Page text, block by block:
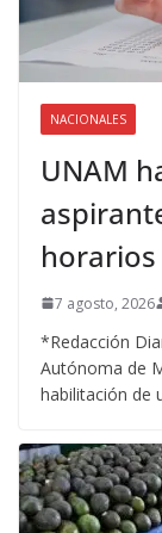
NACIONALES
UNAM
7 agosto, 2026
*Redacción
Autónoma de
habilitación de